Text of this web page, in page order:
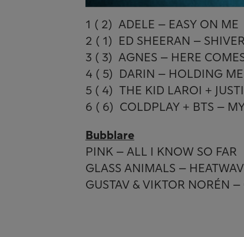
1 ( 2) ADELE – EASY ON ME
2 ( 1) ED SHEERAN –
3 ( 3) AGNES – HERE
4 ( 5) DARIN – HOLDING
5 ( 4) THE KID LAROI +
6 ( 6) COLDPLAY + BTS –
Bubblare
PINK – ALL I KNOW SO FAR
GLASS ANIMALS –
GUSTAV & VIKTOR NORÉN